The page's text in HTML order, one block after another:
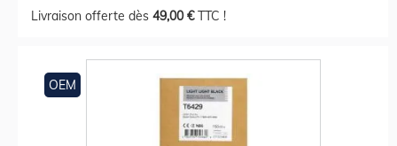
Livraison offerte dès 49,00 €TTC !
OEM